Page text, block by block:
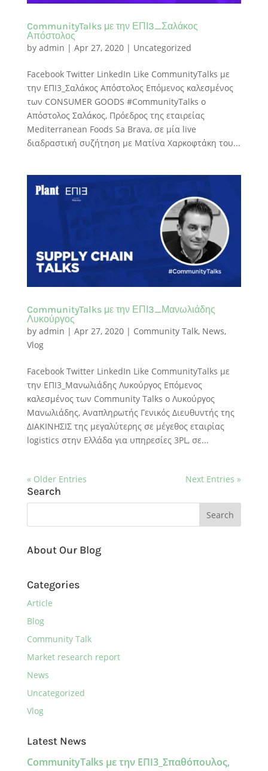
CommunityTalks με την ΕΠΙ3_Σαλάκος
Απόστολος
by admin | Apr 27, 2020| Uncategorized
Facebook Twitter LinkedIn Like CommunityTalks με
την ΕΠΙ3_Σαλάκος Απόστολος Eπόμενος καλεσμένος
των CONSUMER GOODS #CommunityTalks ο
Απόστολος Σαλάκος, Πρόεδρος της εταιρείας
Mediterranean Foods Sa Brava, σε μία live
διαδραστική συζήτηση με Ματίνα Χαρκοφτάκη του...
CommunityTalks με την ΕΠΙ3_Μανωλιάδης
Λυκούργος
by admin | Apr 27, 2020| Community Talk, News,
Vlog
Facebook Twitter LinkedIn Like CommunityTalks με
την ΕΠΙ3_Μανωλιάδης Λυκούργος Eπόμενος
καλεσμένος των Community Talks ο Λυκούργος
Μανωλιάδης, Αναπληρωτής Γενικός Διευθυντής της
ΔΙΑΚΙΝΗΣΙΣ της μεγαλύτερης σε μέγεθος εταιρίας
logistics στην Ελλάδα για υπηρεσίες 3PL, σε...
« Older Entries Next Entries »
Search
About Our Blog
Categories
Article
Blog
Community Talk
Market research report
News
Uncategorized
Vlog
Latest News
CommunityTalks με την ΕΠΙ3_Σπαθόπουλος,